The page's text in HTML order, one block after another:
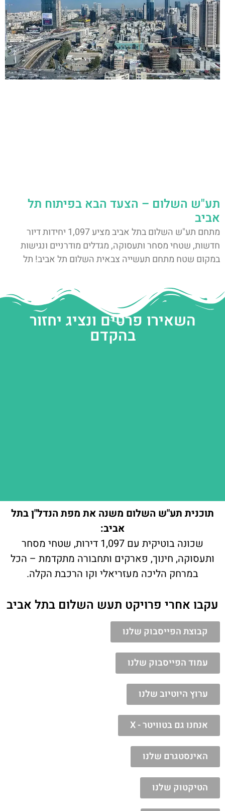
תע"ש השלום – הצעד הבא בפיתוח תל
אביב
מתחם תע"ש השלום בתל אביב מציע 1,097 יחידות דיור
חדשות, שטחי מסחר ותעסוקה, מגדלים מודרניים ונגישות
במקום שטח מתחם תעשייה צבאית השלום תל אביב! תל
השאירו פרטים ונציג יחזור
בהקדם
תוכנית תע"ש השלום משנה את מפת הנדל"ן בתל
אביב:
שכונה בוטיקית עם 1,097 דירות, שטחי מסחר
ותעסוקה, חינוך, פארקים ותחבורה מתקדמת – הכל
במרחק הליכה מעזריאלי וקו הרכבת הקלה.
עקבו אחרי פרויקט תעש השלום בתל אביב
קבוצת הפייסבוק שלנו
עמוד הפייסבוק שלנו
ערוץ היוטיוב שלנו
אנחנו גם בטוויטר - X
האינסטגרם שלנו
הטיקטוק שלנו